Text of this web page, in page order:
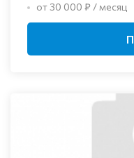
от 30 000 ₽ / месяц